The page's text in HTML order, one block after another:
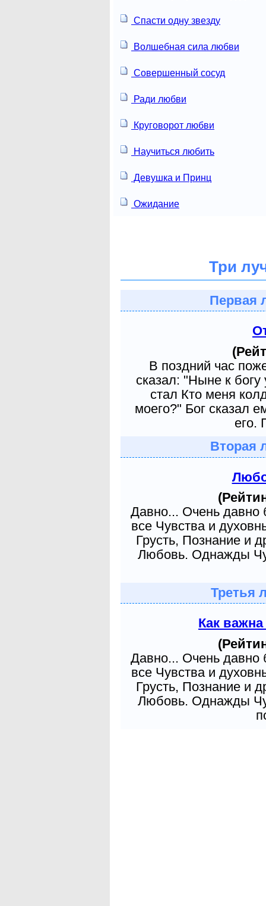
Спасти одну звезду
Волшебная сила любви
Совершенный сосуд
Ради любви
Круговорот любви
Научиться любить
Девушка и Принц
Ожидание
Три
Первая
В поздний час
сказал: "Ныне к
стал Кто меня
моего?" Бог сказал
его.
Вторая
Давно... Очень давно
все Чувства и
Грусть, Познание и
Любовь. Однажды
Третья
Как
Давно... Очень давно
все Чувства и
Грусть, Познание и
Любовь. Однажды